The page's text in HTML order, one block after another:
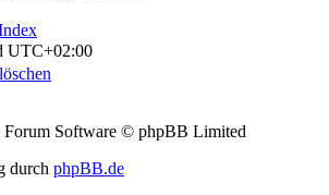
UTC+02:00
Software © phpBB Limited
durch phpBB.de